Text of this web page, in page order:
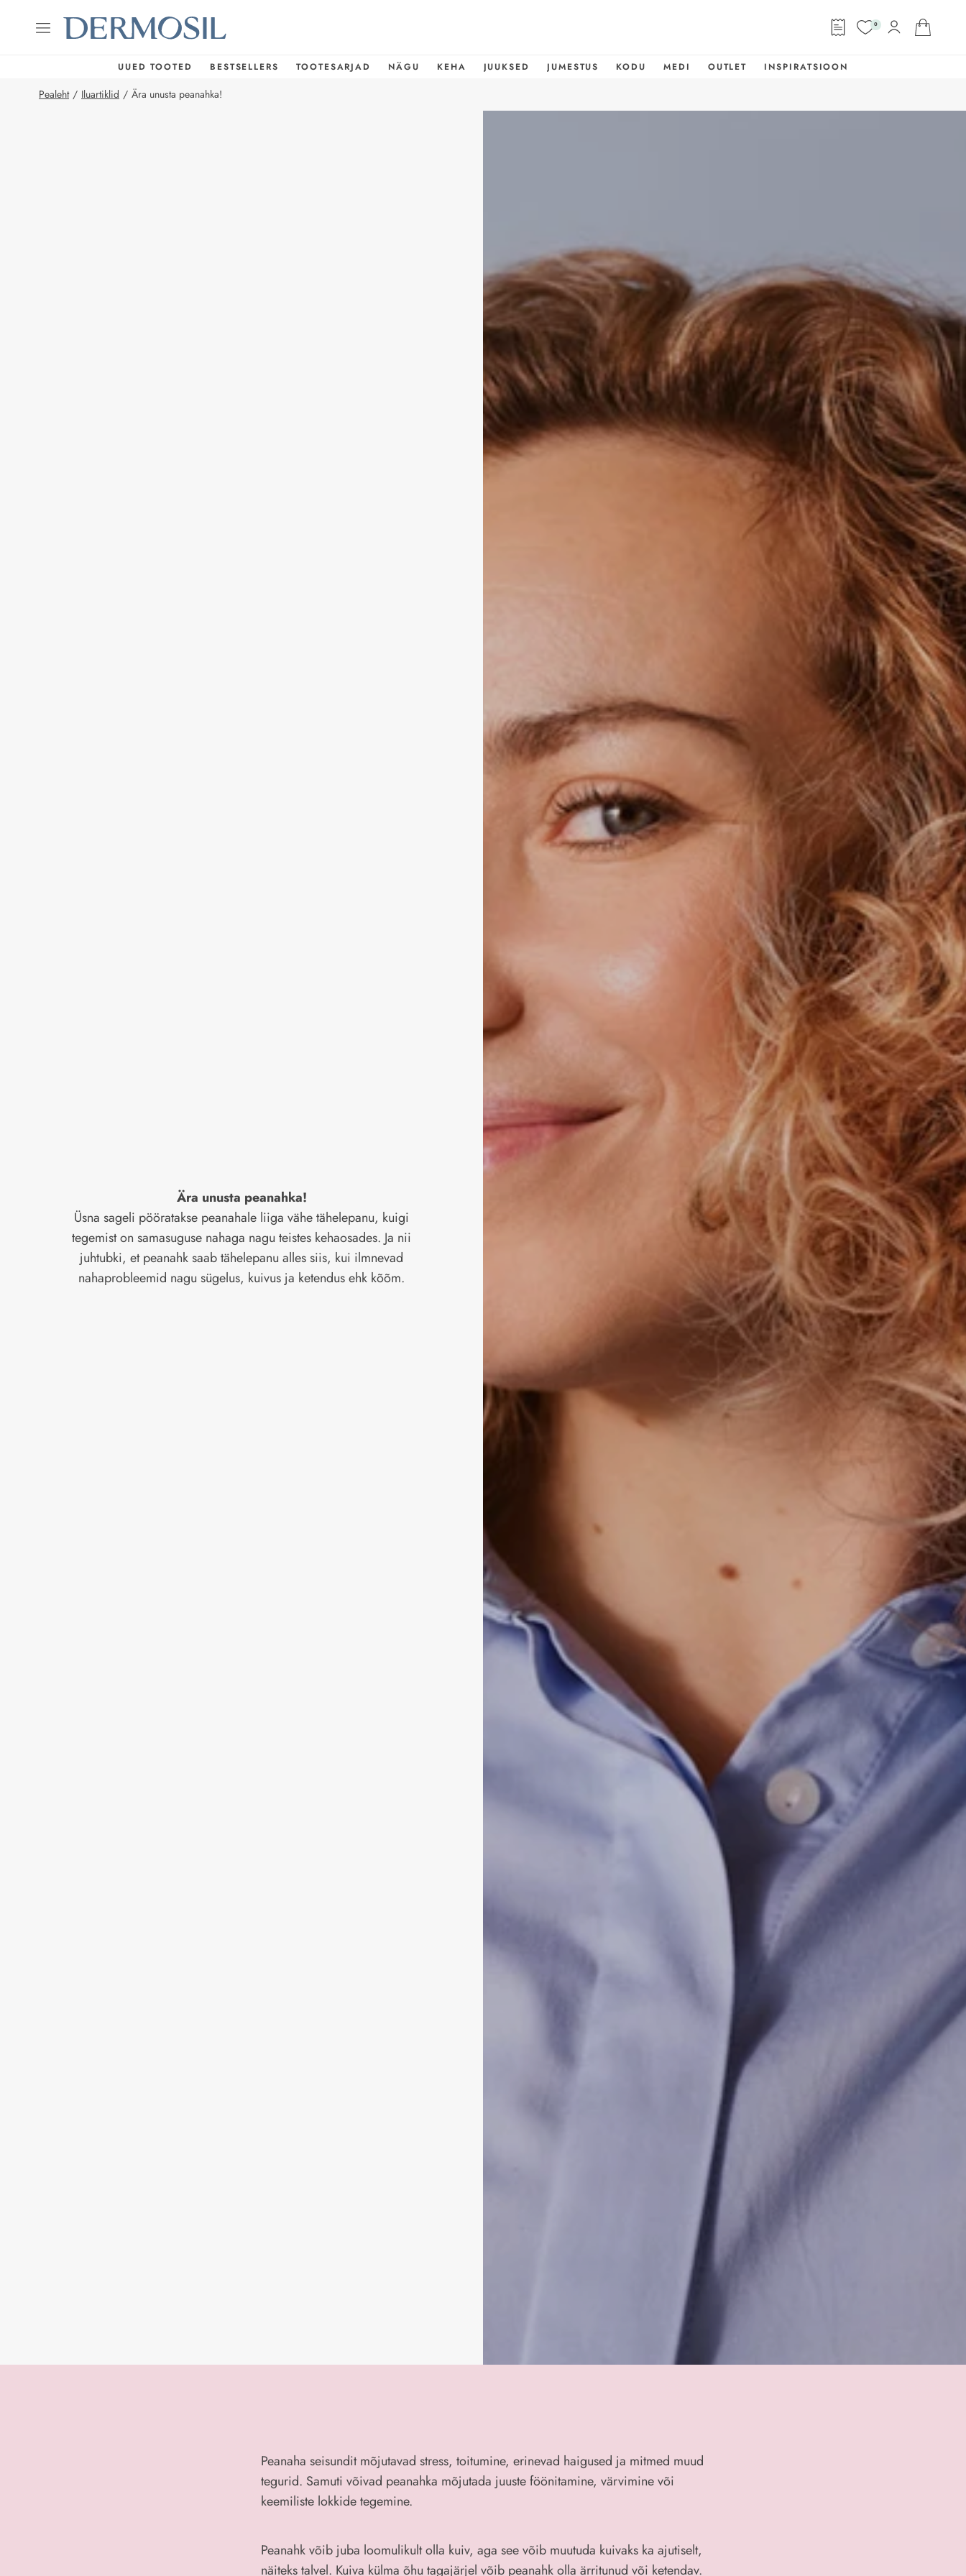
0
UUED TOOTED BESTSELLERS TOOTESARJAD NÄGU KEHA JUUKSED JUMESTUS KODU MEDI OUTLET INSPIRATSIOON
Pealeht / Iluartiklid / Ära unusta peanahka!
Ära unusta peanahka!
Üsna sageli pööratakse peanahale liiga vähe tähelepanu, kuigi
tegemist on samasuguse nahaga nagu teistes kehaosades. Ja nii
juhtubki, et peanahk saab tähelepanu alles siis, kui ilmnevad
nahaprobleemid nagu sügelus, kuivus ja ketendus ehk kõõm.
Peanaha seisundit mõjutavad stress, toitumine, erinevad haigused ja mitmed muud
tegurid. Samuti võivad peanahka mõjutada juuste föönitamine, värvimine või
keemiliste lokkide tegemine.
Peanahk võib juba loomulikult olla kuiv, aga see võib muutuda kuivaks ka ajutiselt,
näiteks talvel. Kuiva külma õhu tagajärjel võib peanahk olla ärritunud või ketendav.